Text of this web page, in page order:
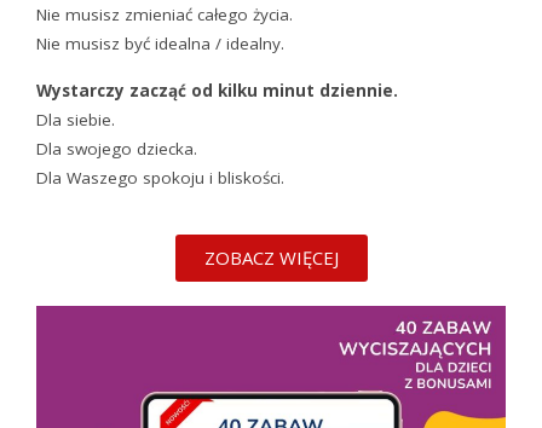
Nie musisz zmieniać całego życia.
Nie musisz być idealna / idealny.
Wystarczy zacząć od kilku minut dziennie.
Dla siebie.
Dla swojego dziecka.
Dla Waszego spokoju i bliskości.
ZOBACZ WIĘCEJ